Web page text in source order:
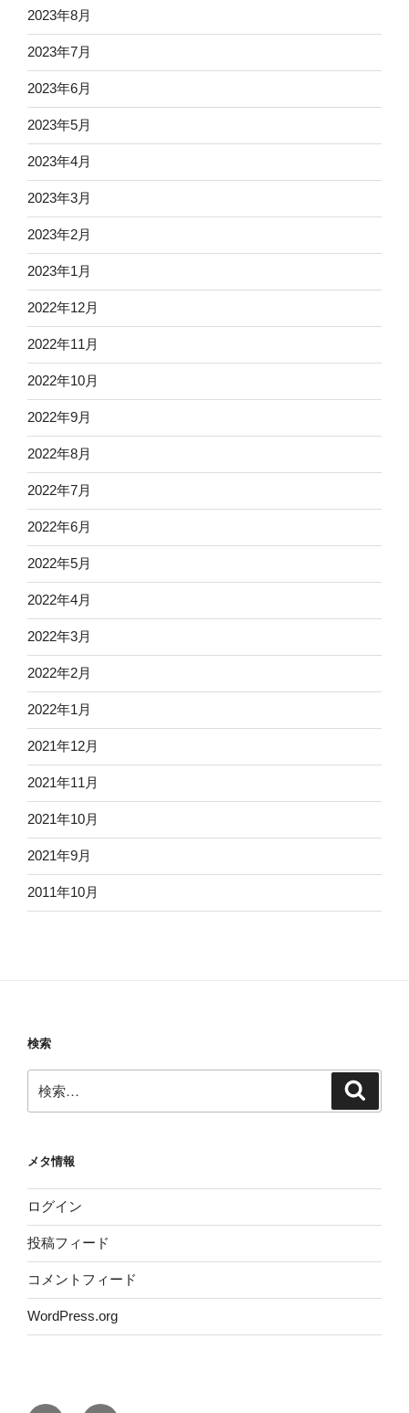
2023年8月
2023年7月
2023年6月
2023年5月
2023年4月
2023年3月
2023年2月
2023年1月
2022年12月
2022年11月
2022年10月
2022年9月
2022年8月
2022年7月
2022年6月
2022年5月
2022年4月
2022年3月
2022年2月
2022年1月
2021年12月
2021年11月
2021年10月
2021年9月
2011年10月
検索
索:
メタ情報
ログイン
投稿フィード
コメントフィード
WordPress.org